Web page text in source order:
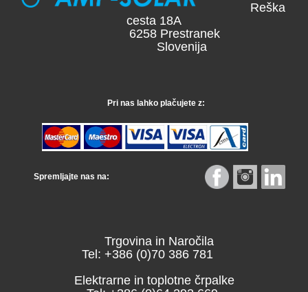
Reška
cesta 18A
6258 Prestranek
Slovenija
Pri nas lahko plačujete z:
Spremljajte nas na:
Trgovina in Naročila
Tel: +386 (0)70 386 781
Elektrarne in toplotne črpalke